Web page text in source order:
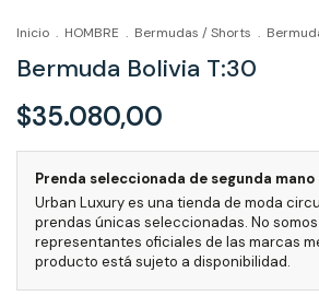
Inicio . HOMBRE . Bermudas / Shorts .
Bermuda Bolivia T:30
$35.080,00
Prenda seleccionada de segunda mano
Urban Luxury es una tienda de moda
prendas únicas seleccionadas. No
representantes oficiales de las marcas
producto está sujeto a disponibilidad.